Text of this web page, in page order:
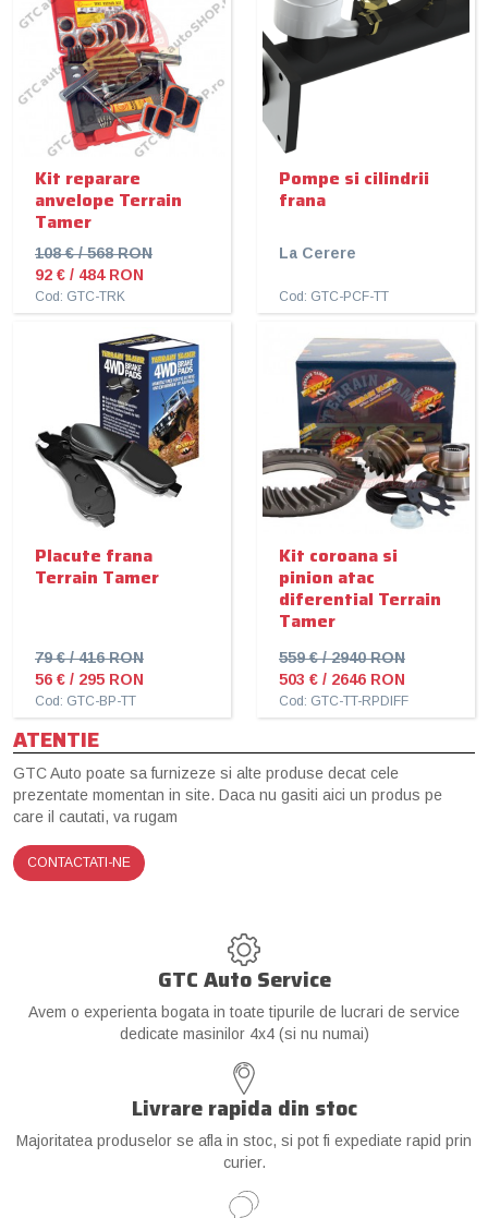
Kit reparare
anvelope Terrain
Tamer
108 € / 568 RON
92 € / 484 RON
Cod: GTC-TRK
Pompe si cilindrii
frana
La Cerere
Cod: GTC-PCF-TT
Placute frana
Terrain Tamer
79 € / 416 RON
56 € / 295 RON
Cod: GTC-BP-TT
Kit coroana si
pinion atac
diferential Terrain
Tamer
559 € / 2940 RON
503 € / 2646 RON
Cod: GTC-TT-RPDIFF
ATENTIE
GTC Auto poate sa furnizeze si alte produse decat cele
prezentate momentan in site. Daca nu gasiti aici un produs pe
care il cautati, va rugam
CONTACTATI-NE
GTC Auto Service
Avem o experienta bogata in toate tipurile de lucrari de service
dedicate masinilor 4x4 (si nu numai)
Livrare rapida din stoc
Majoritatea produselor se afla in stoc, si pot fi expediate rapid prin
curier.